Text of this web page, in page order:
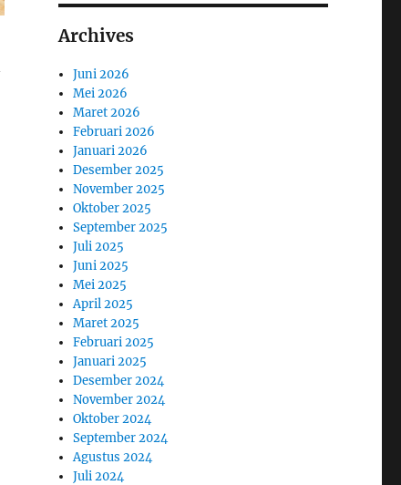
Archives
Juni 2026
Mei 2026
Maret 2026
Februari 2026
Januari 2026
Desember 2025
November 2025
Oktober 2025
September 2025
Juli 2025
Juni 2025
Mei 2025
April 2025
Maret 2025
Februari 2025
Januari 2025
Desember 2024
November 2024
Oktober 2024
September 2024
Agustus 2024
Juli 2024